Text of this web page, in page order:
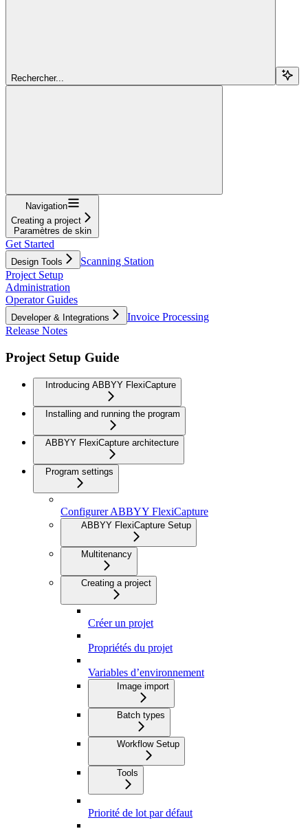
Rechercher...
Navigation
Creating a project
Paramètres de skin
Get Started
Design Tools
Scanning Station
Project Setup
Administration
Operator Guides
Developer & Integrations
Invoice Processing
Release Notes
Project Setup Guide
Introducing ABBYY FlexiCapture
Installing and running the program
ABBYY FlexiCapture architecture
Program settings
Configurer ABBYY FlexiCapture
ABBYY FlexiCapture Setup
Multitenancy
Creating a project
Créer un projet
Propriétés du projet
Variables d’environnement
Image import
Batch types
Workflow Setup
Tools
Priorité de lot par défaut